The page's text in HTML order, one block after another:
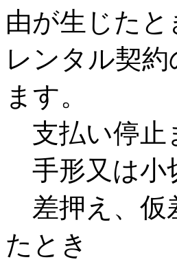
由が生じた
レンタル契
ます。
支払い停止
手形又は小
差押え、仮
たとき